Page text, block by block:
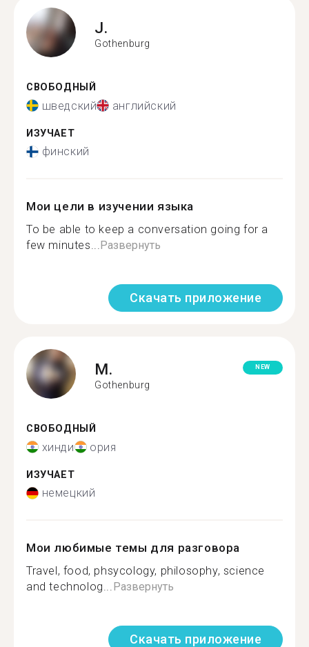
J.
Gothenburg
СВОБОДНЫЙ
шведский английский
ИЗУЧАЕТ
финский
Мои цели в изучении языка
To be able to keep a conversation going for a
few minutes...Развернуть
Скачать приложение
M.
Gothenburg
NEW
СВОБОДНЫЙ
хинди ория
ИЗУЧАЕТ
немецкий
Мои любимые темы для разговора
Travel, food, phsycology, philosophy, science
and technolog...Развернуть
Скачать приложение